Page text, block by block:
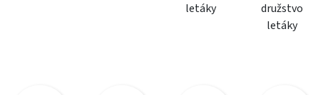
letáky
družstvo
letáky